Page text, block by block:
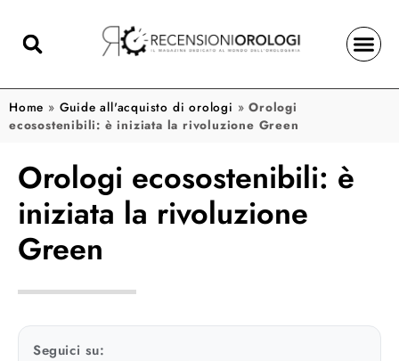
Home » Guide all'acquisto di orologi »Orologi
ecosostenibili: è iniziata la rivoluzione Green
Orologi ecosostenibili: è
iniziata la rivoluzione
Green
Seguici su: